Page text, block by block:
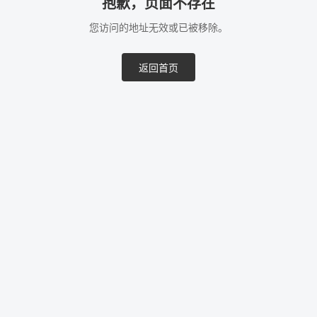
抱歉，页面不存在
您访问的地址无效或已被移除。
返回首页